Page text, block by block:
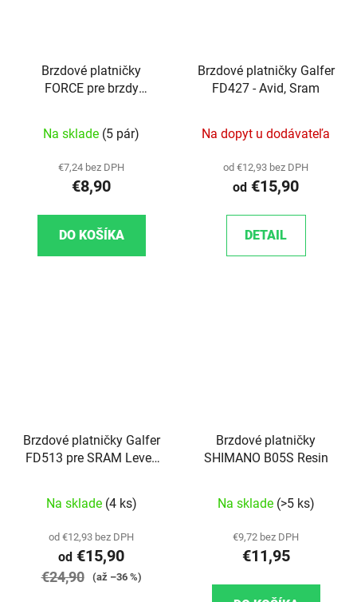
Brzdové platničky
FORCE pre brzdy
Na sklade (5 pár)
€7,24 bez DPH
€8,90
DO KOŠÍKA
Brzdové platničky Galfer
FD427 - Avid, Sram
Na dopyt u dodávateľa
od €12,93 bez DPH
od €15,90
DETAIL
Brzdové platničky Galfer
FD513 pre SRAM Level,
AXS
Na sklade (4 ks)
od €12,93 bez DPH
od €15,90
€24,90 (až –36 %)
Brzdové platničky
SHIMANO B05S Resin
Na sklade (>5 ks)
€9,72 bez DPH
€11,95